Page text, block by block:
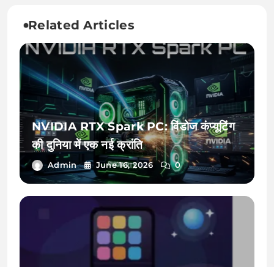
Related Articles
NVIDIA RTX Spark PC: विंडोज कंप्यूटिंग
की दुनिया में एक नई क्रांति
Admin June 16, 2026 0